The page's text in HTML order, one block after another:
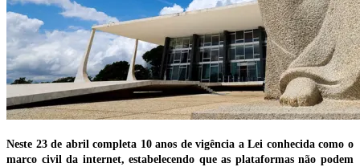
Neste 23 de abril completa 10 anos de vigência a Lei conhecida como o
marco civil da internet, estabelecendo que as plataformas não podem